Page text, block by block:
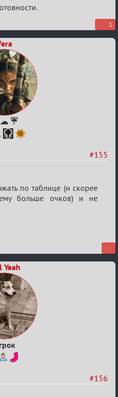
1
☔
#155
по таблице (и скорее
больше очков) и не
Yeah
#156